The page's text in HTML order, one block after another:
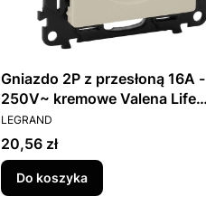
Gniazdo 2P z przesłoną 16A -
250V~ kremowe Valena Life
753216
PRODUCENT
LEGRAND
Cena
20,56 zł
Do koszyka